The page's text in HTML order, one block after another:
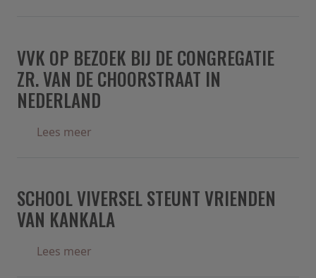
VVK OP BEZOEK BIJ DE CONGREGATIE
ZR. VAN DE CHOORSTRAAT IN
NEDERLAND
Lees meer
SCHOOL VIVERSEL STEUNT VRIENDEN
VAN KANKALA
Lees meer